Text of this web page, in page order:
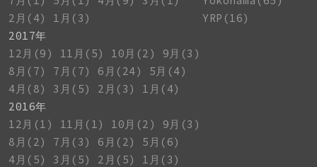
2月(4)
1月(3)
2017年
12月(9)
11月(5) 10月(2)
9月(3)
8月(7)
7月(7) 6月(24)
5月(4)
4月(8)
3月(5) 2月(3)
1月(4)
2016年
12月(1)
11月(1) 10月(2)
9月(3)
8月(2)
7月(3) 6月(2)
5月(6)
4月(5)
3月(5) 2月(5)
1月(3)
YRP(16)